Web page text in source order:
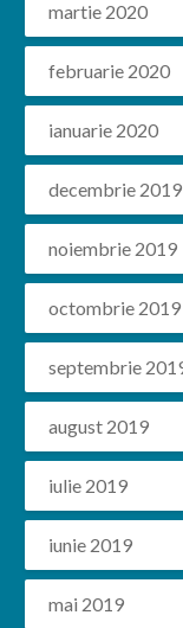
martie 2020
februarie 2020
ianuarie 2020
decembrie 2019
noiembrie 2019
octombrie 2019
septembrie
august 2019
iulie 2019
iunie 2019
mai 2019